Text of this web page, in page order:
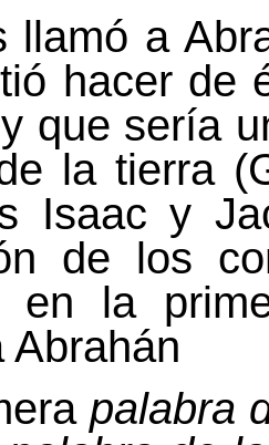
llamó a
hacer de
que sería
la tierra
Isaac y
de los
en la
Abrahán
palabra